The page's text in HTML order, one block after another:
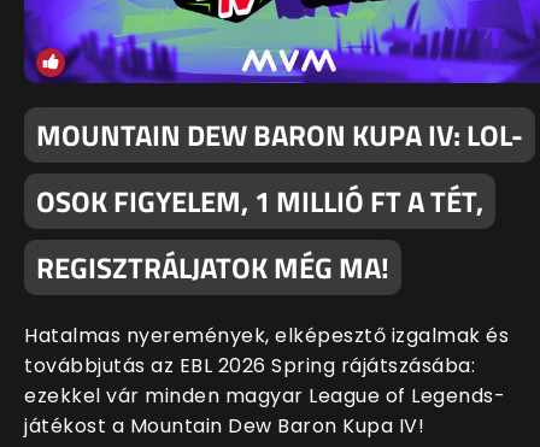
MOUNTAIN DEW BARON KUPA IV: LOL-
OSOK FIGYELEM, 1 MILLIÓ FT A TÉT,
REGISZTRÁLJATOK MÉG MA!
Hatalmas nyeremények, elképesztő izgalmak és
továbbjutás az EBL 2026 Spring rájátszásába:
ezekkel vár minden magyar League of Legends-
játékost a Mountain Dew Baron Kupa IV!